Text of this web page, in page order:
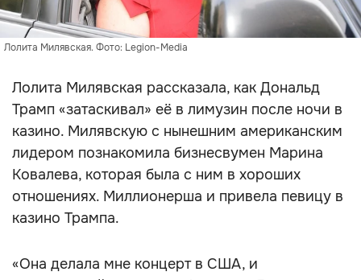
Лолита Милявская. Фото: Legion-Media
Лолита Милявская рассказала, как Дональд
Трамп «затаскивал» её в лимузин после ночи в
казино. Милявскую с нынешним американским
лидером познакомила бизнесвумен Марина
Ковалева, которая была с ним в хороших
отношениях. Миллионерша и привела певицу в
казино Трампа.
«Она делала мне концерт в США, и